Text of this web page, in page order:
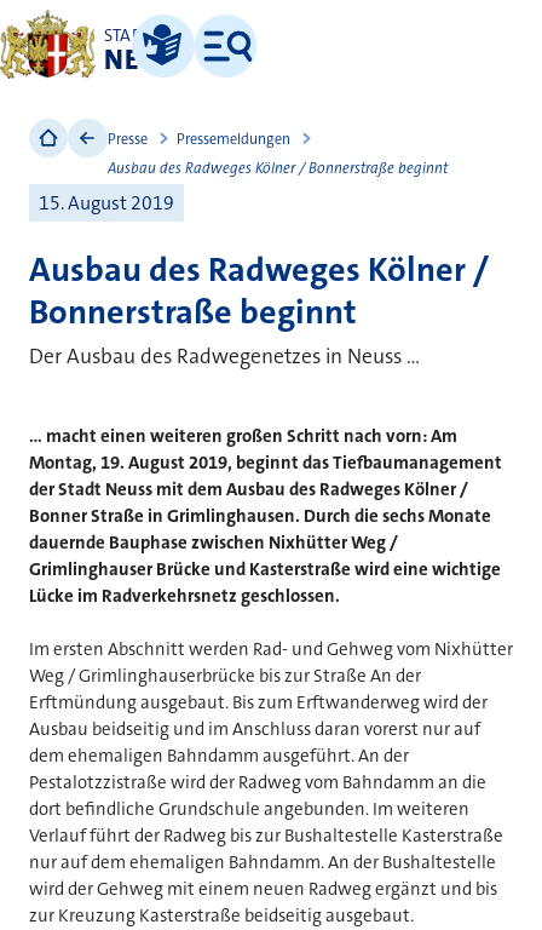
STADT
NEUSS
Leichte Sprache
Menü
Presse
Pressemeldungen
Ausbau des Radweges Kölner / Bonnerstraße beginnt
15. August 2019
Ausbau des Radweges Kölner /
Bonnerstraße beginnt
Der Ausbau des Radwegenetzes in Neuss ...
... macht einen weiteren großen Schritt nach vorn: Am
Montag, 19. August 2019, beginnt das Tiefbaumanagement
der Stadt Neuss mit dem Ausbau des Radweges Kölner /
Bonner Straße in Grimlinghausen. Durch die sechs Monate
dauernde Bauphase zwischen Nixhütter Weg /
Grimlinghauser Brücke und Kasterstraße wird eine wichtige
Lücke im Radverkehrsnetz geschlossen.
Im ersten Abschnitt werden Rad- und Gehweg vom Nixhütter
Weg / Grimlinghauserbrücke bis zur Straße An der
Erftmündung ausgebaut. Bis zum Erftwanderweg wird der
Ausbau beidseitig und im Anschluss daran vorerst nur auf
dem ehemaligen Bahndamm ausgeführt. An der
Pestalotzzistraße wird der Radweg vom Bahndamm an die
dort befindliche Grundschule angebunden. Im weiteren
Verlauf führt der Radweg bis zur Bushaltestelle Kasterstraße
nur auf dem ehemaligen Bahndamm. An der Bushaltestelle
wird der Gehweg mit einem neuen Radweg ergänzt und bis
zur Kreuzung Kasterstraße beidseitig ausgebaut.